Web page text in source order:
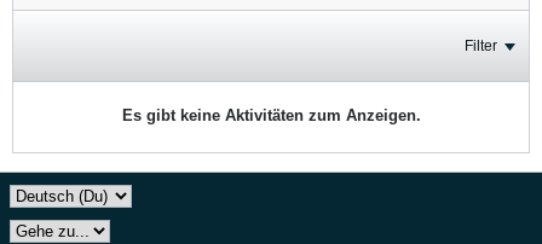
Filter
Es gibt keine Aktivitäten zum Anzeigen.